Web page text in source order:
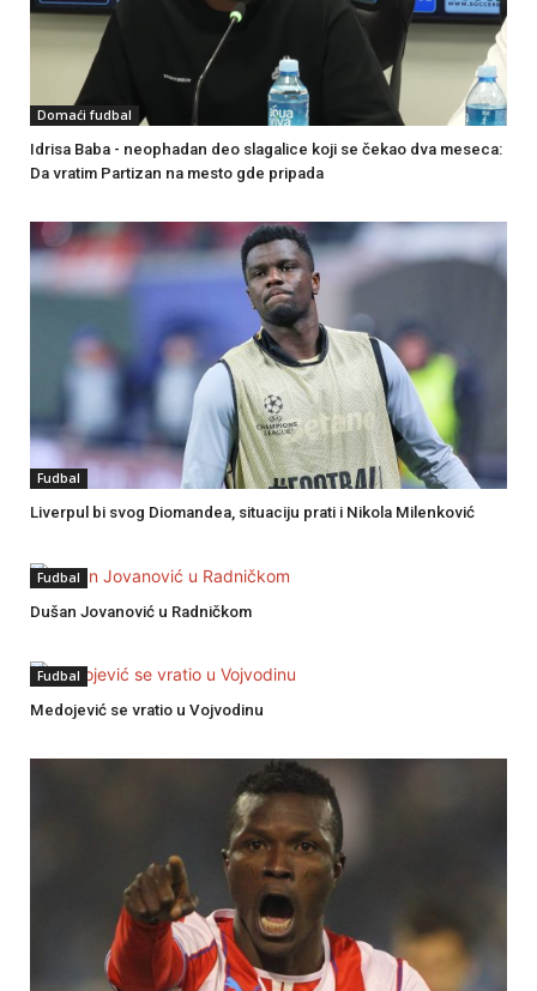
Domaći fudbal
Idrisa Baba - neophadan deo slagalice koji se čekao dva meseca:
Da vratim Partizan na mesto gde pripada
Fudbal
Liverpul bi svog Diomandea, situaciju prati i Nikola Milenković
Fudbal
Dušan Jovanović u Radničkom
Fudbal
Medojević se vratio u Vojvodinu